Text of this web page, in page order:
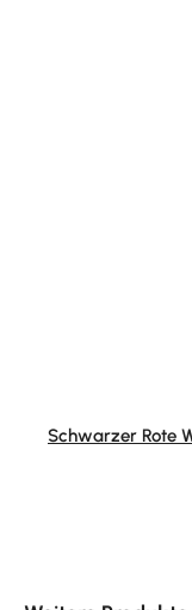
Durchschnittliche
Schwarzer Rote